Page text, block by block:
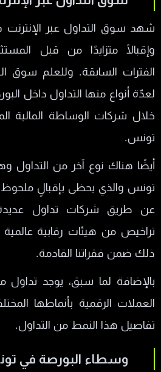
شهد سوق التداول عبر
وإقبالًا متزايدًا من قبل
الفترات السابقة. وللعلم سوق
لعدّة أنواع منها التداول داخل
خلال شركات الوساطة المالية
تونس.
أيضًا هناك نوع آخر من التداول
تونس والذي يحظى بإقبالٍ ملحوظ
عن طريق شركات تداول
تراخيص من هيئات رقابية
ذلك ضمن فقراتنا القادمة.
بالإضافة لما سبق، يوجد
العملات الرقمية بأنماطها
تفاصيل هذا النمط من التداول.
وسطاء البورصة في